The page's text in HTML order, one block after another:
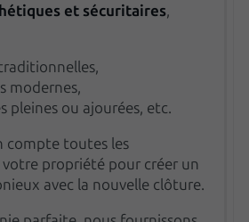
et sécuritaires,
modernes,
pleines ou ajourées, etc.
compte toutes les
propriété pour créer un
avec la nouvelle clôture.